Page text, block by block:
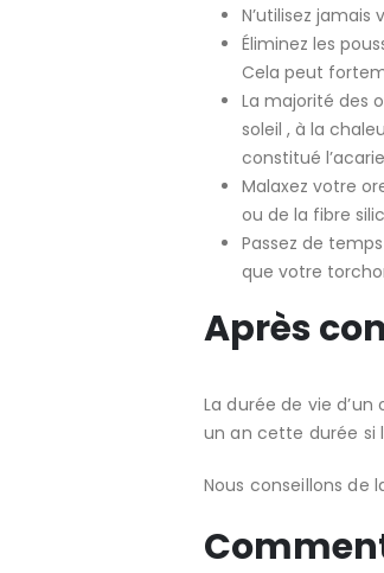
N’utilisez jamais
Éliminez les
Cela peut
La majorité des
soleil , à la
constitué
Malaxez votre
ou de la fibre
Passez de
que votre
Après
La durée de vie
un an cette durée si
Nous conseillons de